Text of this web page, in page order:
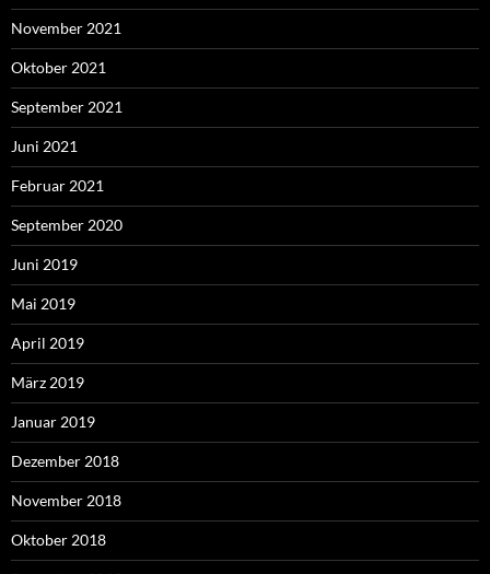
November 2021
Oktober 2021
September 2021
Juni 2021
Februar 2021
September 2020
Juni 2019
Mai 2019
April 2019
März 2019
Januar 2019
Dezember 2018
November 2018
Oktober 2018